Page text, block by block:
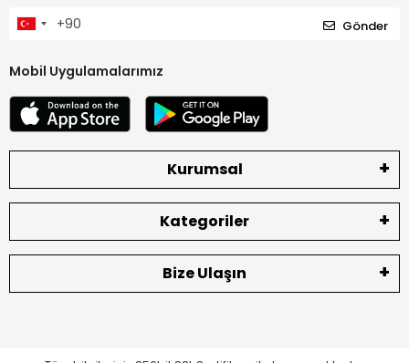
Gönder
Mobil Uygulamalarımız
Kurumsal
Kategoriler
Bize Ulaşın